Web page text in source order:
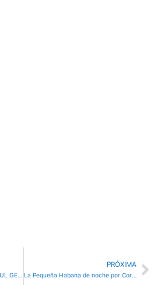
LAS GUÍAS TURÍSTICAS DE PAUL GEORGE CONTINÚAN LLENÁNDOSE DE PARTICIPANTES
PRÓXIMA
La Pequeña Habana de noche por Corinna Moebius